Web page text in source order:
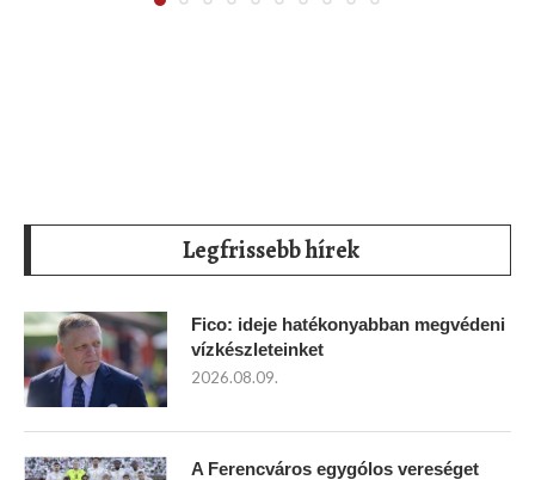
Legfrissebb hírek
Fico: ideje hatékonyabban megvédeni
vízkészleteinket
2026.08.09.
A Ferencváros egygólos vereséget